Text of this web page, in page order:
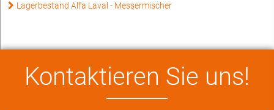
Lagerbestand Alfa Laval - Messermischer
Kontaktieren Sie uns!